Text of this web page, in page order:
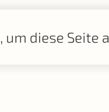
, um diese Seite